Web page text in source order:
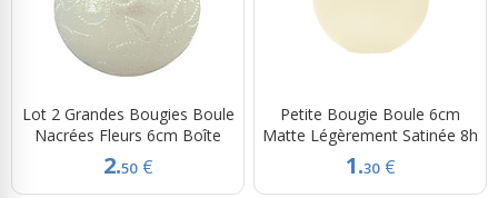
Lot 2 Grandes Bougies Boule
Nacrées Fleurs 6cm Boîte
2.50 €
Petite Bougie Boule 6cm
Matte Légèrement Satinée 8h
1.30 €